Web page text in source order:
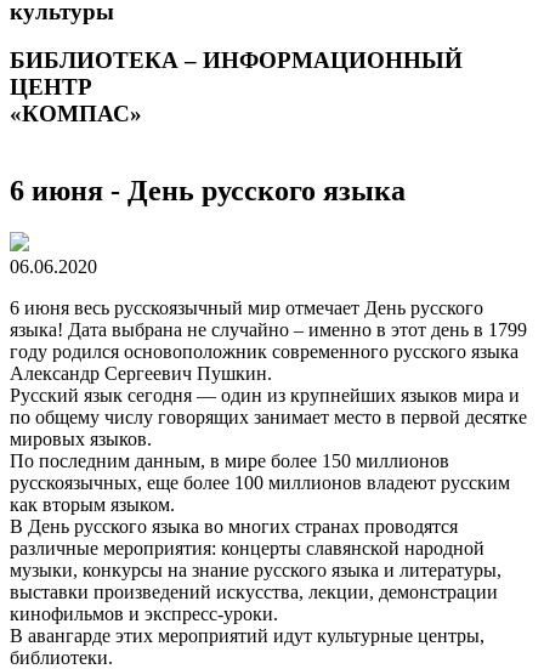
культуры
БИБЛИОТЕКА – ИНФОРМАЦИОННЫЙ
ЦЕНТР
«КОМПАС»
6 июня - День русского языка
06.06.2020
6 июня весь русскоязычный мир отмечает День русского
языка! Дата выбрана не случайно – именно в этот день в 1799
году родился основоположник современного русского языка
Александр Сергеевич Пушкин.
Русский язык сегодня — один из крупнейших языков мира и
по общему числу говорящих занимает место в первой десятке
мировых языков.
По последним данным, в мире более 150 миллионов
русскоязычных, еще более 100 миллионов владеют русским
как вторым языком.
В День русского языка во многих странах проводятся
различные мероприятия: концерты славянской народной
музыки, конкурсы на знание русского языка и литературы,
выставки произведений искусства, лекции, демонстрации
кинофильмов и экспресс-уроки.
В авангарде этих мероприятий идут культурные центры,
библиотеки.